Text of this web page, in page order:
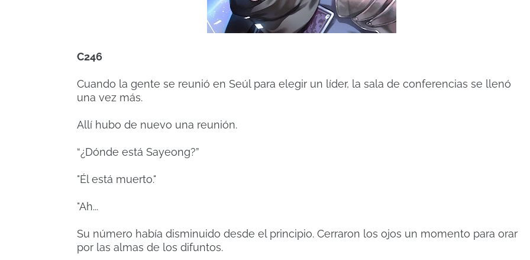
C246
Cuando la gente se reunió en Seúl para elegir un líder, la sala de conferencias se llenó
una vez más.
Allí hubo de nuevo una reunión.
“¿Dónde está Sayeong?”
"Él está muerto."
"Ah...
Su número había disminuido desde el principio. Cerraron los ojos un momento para orar
por las almas de los difuntos.